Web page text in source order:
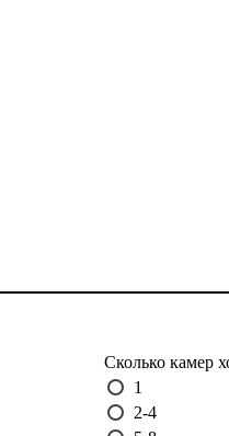
Сколько камер
1
2-4